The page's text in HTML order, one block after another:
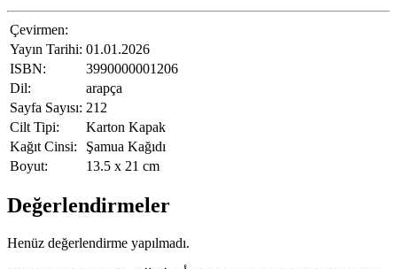
Çevirmen:
Yayın Tarihi: 01.01.2026
ISBN:
3990000001206
Dil:
arapça
Sayfa Sayısı: 212
Cilt Tipi:
Karton Kapak
Kağıt Cinsi:
Şamua Kağıdı
Boyut:
13.5 x 21 cm
Değerlendirmeler
Henüz değerlendirme yapılmadı.